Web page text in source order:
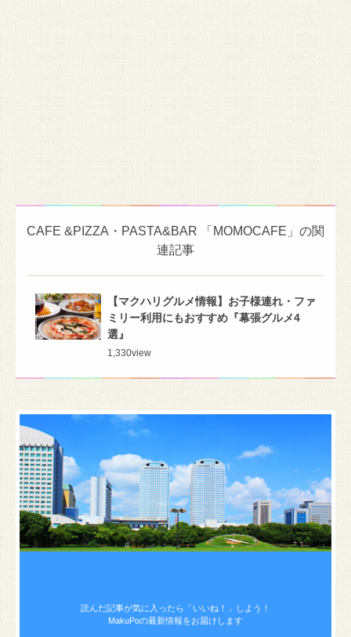
CAFE &PIZZA・PASTA&BAR 「MOMOCAFE」の関
連記事
【マクハリグルメ情報】お子様連れ・ファ
ミリー利用にもおすすめ『幕張グルメ4
選』
1,330view
読んだ記事が気に入ったら 「いいね！」しよう！
MakuPoの最新情報をお届けします